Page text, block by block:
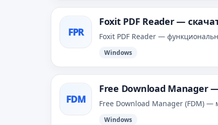
FPR
Foxit PDF Reader —
Foxit PDF Reader —
Windows
FDM
Free Download Manager
Free Download Manager (FDM) —
Windows